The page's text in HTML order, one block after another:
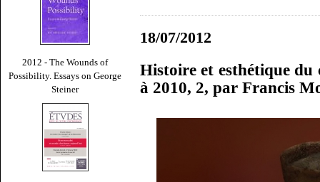
2012 - The Wounds of
Possibility. Essays on George
Steiner
18/07/2012
Histoire et esthétique du
à 2010, 2, par Francis